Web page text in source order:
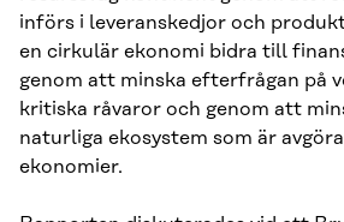
införs i leveranskedjor och
en cirkulär ekonomi bidra till
genom att minska efterfrågan på
kritiska råvaror och genom att
naturliga ekosystem som är
ekonomier.